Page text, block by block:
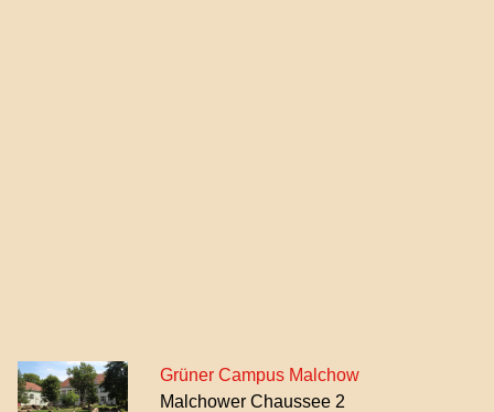
Grüner Campus Malchow
Malchower Chaussee 2